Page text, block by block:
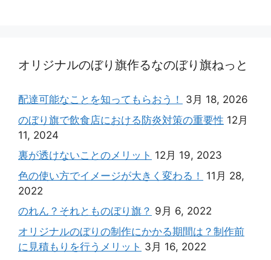
オリジナルのぼり旗作るなのぼり旗ねっと
配達可能なことを知ってもらおう！
3月 18, 2026
のぼり旗で飲食店における防炎対策の重要性 12月
11, 2024
裏が透けないことのメリット 12月 19, 2023
色の使い方でイメージが大きく変わる！
11月 28,
2022
のれん？それとものぼり旗？ 9月 6, 2022
オリジナルのぼりの制作にかかる期間は？制作前
に見積もりを行うメリット 3月 16, 2022